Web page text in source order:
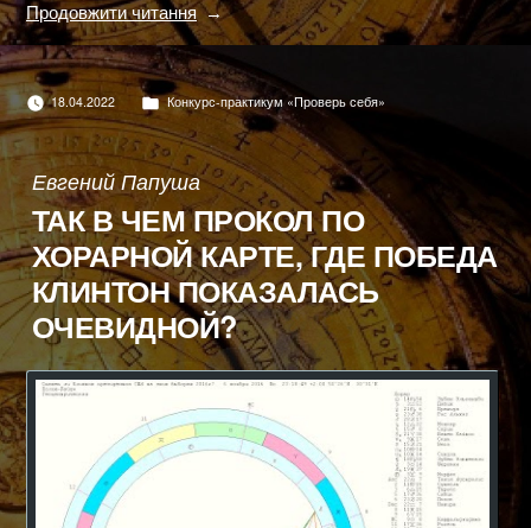
Продовжити читання"Хорарный
практикум:
«Станет
ли
Клинтон
президентом
США
на
этих
выборах
2016
г?»"
18.04.2022
Опубліковано
Конкурс-практикум «Проверь себя»
Евгений Папуша
ТАК В ЧЕМ ПРОКОЛ ПО
ХОРАРНОЙ КАРТЕ, ГДЕ ПОБЕДА
КЛИНТОН ПОКАЗАЛАСЬ
ОЧЕВИДНОЙ?